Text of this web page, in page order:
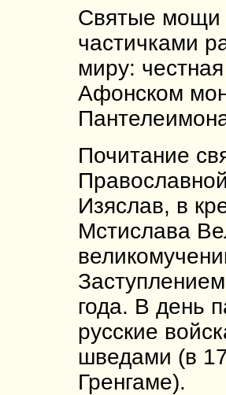
Святые мощи
частичками
миру:
Афонском
Почитание
Изяслав, в
Мстислава
года. В день
русские
шведами (в
Гренгаме).